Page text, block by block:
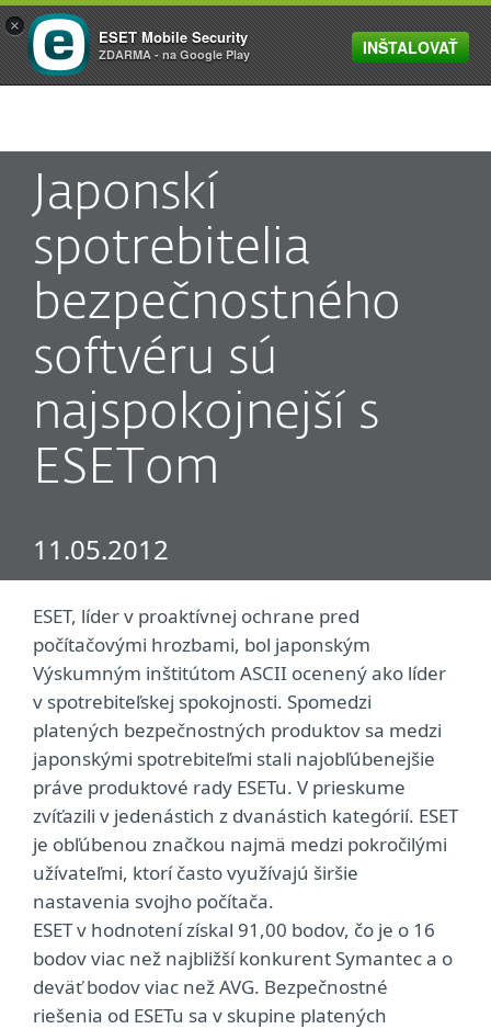
MENU
Japonskí
spotrebitelia
bezpečnostného
softvéru sú
najspokojnejší s
ESETom
11.05.2012
ESET, líder v proaktívnej ochrane pred
počítačovými hrozbami, bol japonským
Výskumným inštitútom ASCII ocenený ako líder
v spotrebiteľskej spokojnosti. Spomedzi
platených bezpečnostných produktov sa medzi
japonskými spotrebiteľmi stali najobľúbenejšie
práve produktové rady ESETu. V prieskume
zvíťazili v jedenástich z dvanástich kategórií. ESET
je obľúbenou značkou najmä medzi pokročilými
užívateľmi, ktorí často využívajú širšie
nastavenia svojho počítača.
ESET v hodnotení získal 91,00 bodov, čo je o 16
bodov viac než najbližší konkurent Symantec a o
deväť bodov viac než AVG. Bezpečnostné
riešenia od ESETu sa v skupine platených
×
ESET Mobile Security
ZDARMA - na Google Play INŠTALOVAŤ